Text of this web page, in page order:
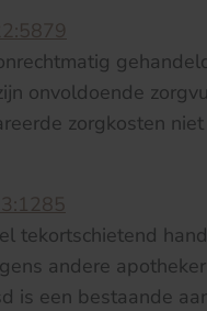
onvoldoende
zorgkosten
tekortschietend
andere
is een bestaande